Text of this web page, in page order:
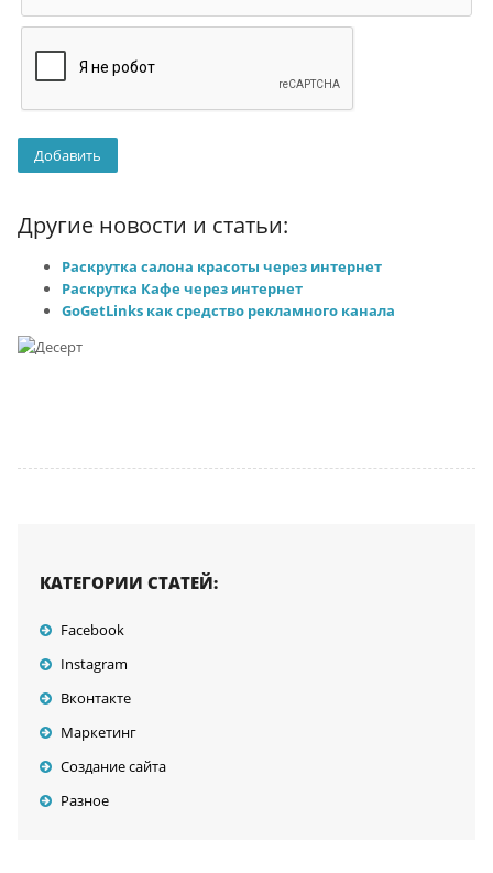
Другие новости и статьи:
Раскрутка салона красоты через интернет
Раскрутка Кафе через интернет
GoGetLinks как средство рекламного канала
КАТЕГОРИИ СТАТЕЙ:
Facebook
Instagram
Вконтакте
Маркетинг
Создание сайта
Разное